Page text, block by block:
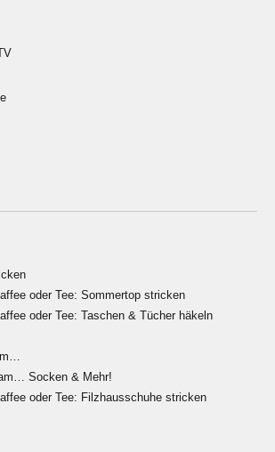
oder Tee: Sommertop stricken
oder Tee: Taschen & Tücher häkeln
Socken & Mehr!
oder Tee: Filzhausschuhe stricken